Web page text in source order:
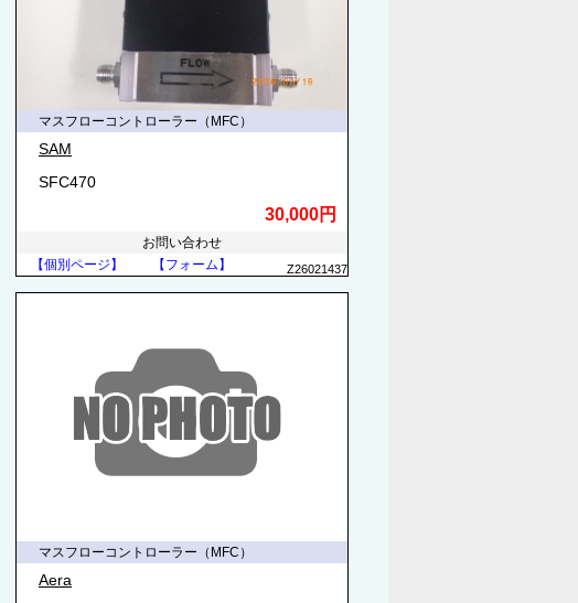
マスフローコントローラー（MFC）
SAM
SFC470
30,000円
お問い合わせ
【個別ページ】
【フォーム】 Z26021437
マスフローコントローラー（MFC）
Aera